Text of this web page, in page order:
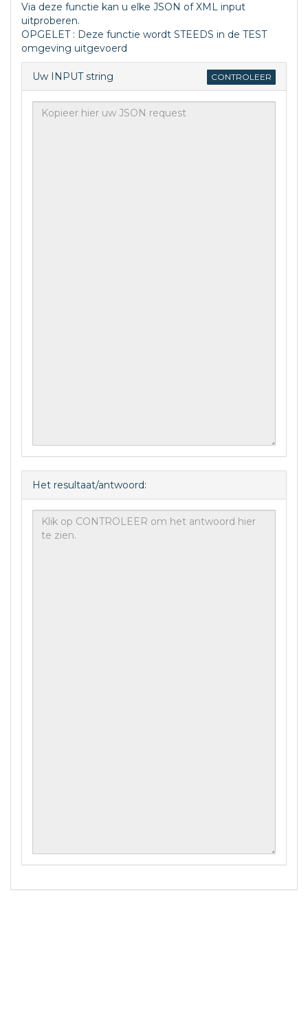
Via deze functie kan u elke JSON of XML input
uitproberen.
OPGELET : Deze functie wordt STEEDS in de TEST
omgeving uitgevoerd
Uw INPUT string
Het resultaat/antwoord: